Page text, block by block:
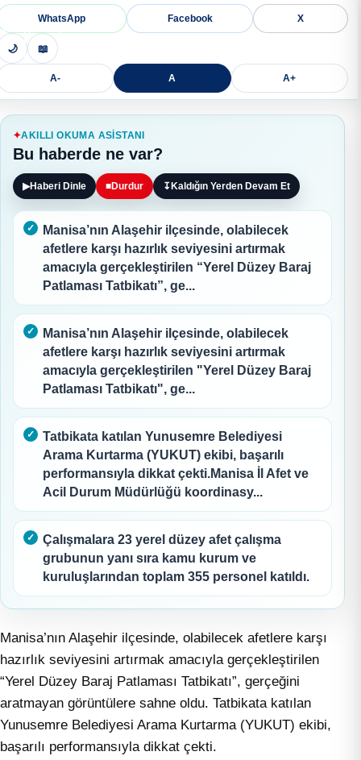
WhatsApp Facebook X
🌙 📖
A- A A+
AKILLI OKUMA ASISTANI
Bu haberde ne var?
▶Haberi Dinle ■Durdur ↧ Kaldığın Yerden Devam Et
Manisa’nın Alaşehir ilçesinde, olabilecek
afetlere karşı hazırlık seviyesini artırmak
amacıyla gerçekleştirilen “Yerel Düzey Baraj
Patlaması Tatbikatı”, ge...
Manisa’nın Alaşehir ilçesinde, olabilecek
afetlere karşı hazırlık seviyesini artırmak
amacıyla gerçekleştirilen "Yerel Düzey Baraj
Patlaması Tatbikatı", ge...
Tatbikata katılan Yunusemre Belediyesi
Arama Kurtarma (YUKUT) ekibi, başarılı
performansıyla dikkat çekti.Manisa İl Afet ve
Acil Durum Müdürlüğü koordinasy...
Çalışmalara 23 yerel düzey afet çalışma
grubunun yanı sıra kamu kurum ve
kuruluşlarından toplam 355 personel katıldı.
Manisa’nın Alaşehir ilçesinde, olabilecek afetlere karşı
hazırlık seviyesini artırmak amacıyla gerçekleştirilen
“Yerel Düzey Baraj Patlaması Tatbikatı”, gerçeğini
aratmayan görüntülere sahne oldu. Tatbikata katılan
Yunusemre Belediyesi Arama Kurtarma (YUKUT) ekibi,
başarılı performansıyla dikkat çekti.